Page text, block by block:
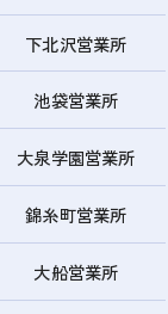
下北沢営業所
池袋営業所
大泉学園営業所
錦糸町営業所
大船営業所